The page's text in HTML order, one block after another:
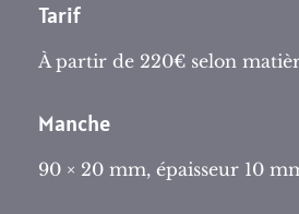
Tarif
À partir de 220€ selon
Manche
90 × 20 mm, épaisseur 10